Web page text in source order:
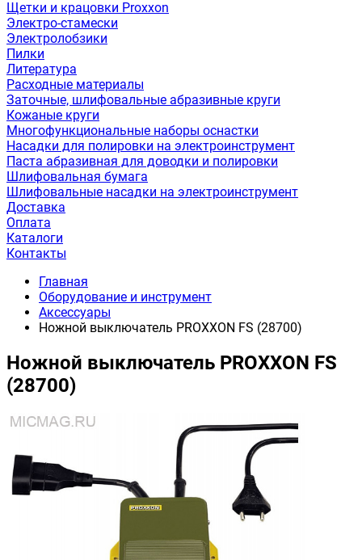
Щетки и крацовки Proxxon
Электро-стамески
Электролобзики
Пилки
Литература
Расходные материалы
Заточные, шлифовальные абразивные круги
Кожаные круги
Многофункциональные наборы оснастки
Насадки для полировки на электроинструмент
Паста абразивная для доводки и полировки
Шлифовальная бумага
Шлифовальные насадки на электроинструмент
Доставка
Оплата
Каталоги
Контакты
Главная
Оборудование и инструмент
Аксессуары
Ножной выключатель PROXXON FS (28700)
Ножной выключатель PROXXON FS
(28700)